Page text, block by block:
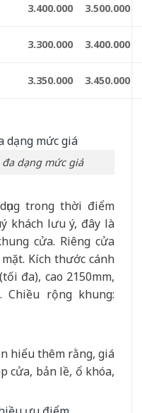
3.400.000 3.500.000
3.300.000 3.400.000
3.350.000 3.450.000
dạng mức giá
trong thời điểm
khách lưu ý, đây là
cửa. Riêng cửa
Kích thước cánh
đa), cao 2150mm,
Chiều rộng khung:
hiểu thêm rằng, giá
cửa, bản lề, ổ khóa,